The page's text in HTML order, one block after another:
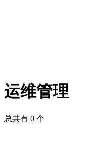
运维管理
总共有 0 个